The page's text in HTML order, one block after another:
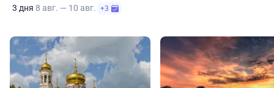
3 дня 8 авг. — 10 авг. +3